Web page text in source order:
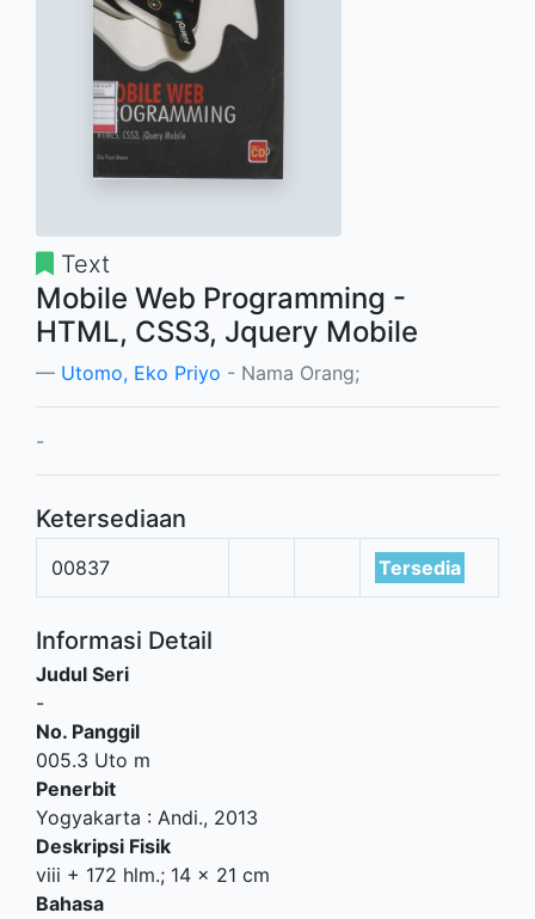
Text
Mobile Web Programming -
HTML, CSS3, Jquery Mobile
Utomo, Eko Priyo - Nama Orang;
-
Ketersediaan
00837 Tersedia
Informasi Detail
Judul Seri
-
No. Panggil
005.3 Uto m
Penerbit
Yogyakarta : Andi., 2013
Deskripsi Fisik
viii + 172 hlm.; 14 x 21 cm
Bahasa